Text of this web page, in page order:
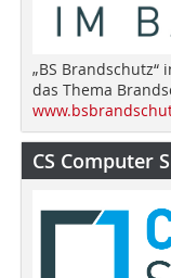
„BS
das Thema
CS Computer